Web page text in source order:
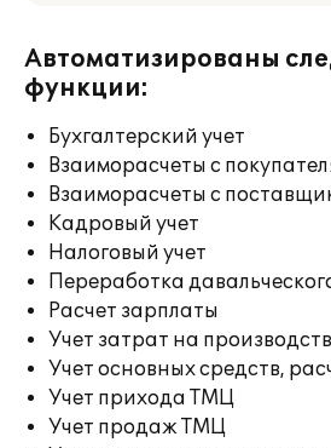
Автоматизированы
функции:
Бухгалтерский учет
Взаиморасчеты с
Взаиморасчеты с
Кадровый учет
Налоговый учет
Переработка
Расчет зарплаты
Учет затрат на
Учет основных средств,
Учет прихода ТМЦ
Учет продаж ТМЦ